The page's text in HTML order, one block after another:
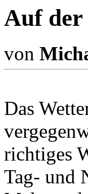
Auf der
von
Das
richtiges
Tag- und